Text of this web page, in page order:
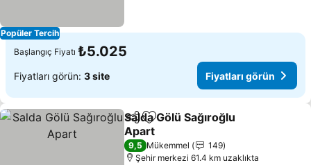
Popüler Tercih
Başlangıç Fiyatı ₺5.025
Fiyatları görün: 3 site Fiyatları görün
PaylaşFavorilerime ekle
Salda Gölü Sağıroğlu
Apart
Fiyatları görün
9,5 Mükemmel
149
Şehir merkezi 61.4 km uzaklıkta